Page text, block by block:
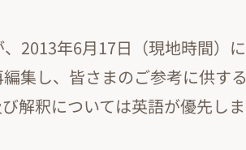
2013年6月17日（現地時間）に
集し、皆さまのご参考に供する
解釈については英語が優先しま